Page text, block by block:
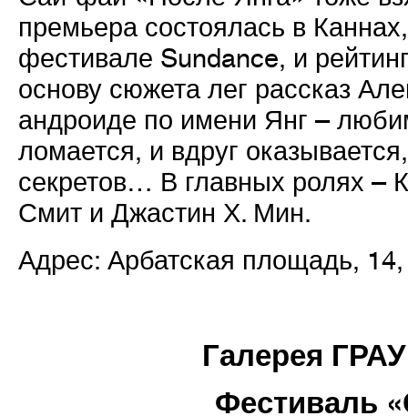
премьера состоялась в
фестивале Sundance, и
основу сюжета лег рассказ
андроиде по имени Янг –
ломается, и вдруг
секретов… В главных ролях –
Смит и Джастин Х. Мин.
Адрес: Арбатская площадь, 14,
Галерея
Фестиваль